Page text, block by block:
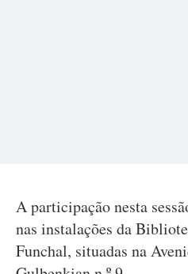
A participação nesta
nas instalações da
Funchal, situadas na